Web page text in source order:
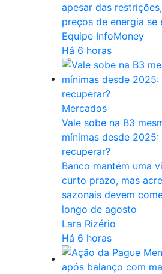
apesar das
preços de energia
Equipe InfoMoney
Há 6 horas
Mercados
Vale sobe na B3
mínimas desde
recuperar?
Banco mantém uma
curto prazo, mas
sazonais devem
longo de agosto
Lara Rizério
Há 6 horas